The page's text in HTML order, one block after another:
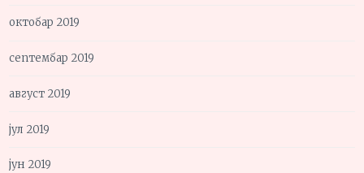
октобар 2019
септембар 2019
август 2019
јул 2019
јун 2019